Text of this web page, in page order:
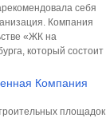
себя
Компания
«ЖК на
который состоит
Компания
площадок